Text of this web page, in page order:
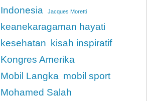
Indonesia
Jacques Moretti
keanekaragaman hayati
kesehatan
kisah inspiratif
Kongres Amerika
Mobil Langka mobil sport
Mohamed Salah